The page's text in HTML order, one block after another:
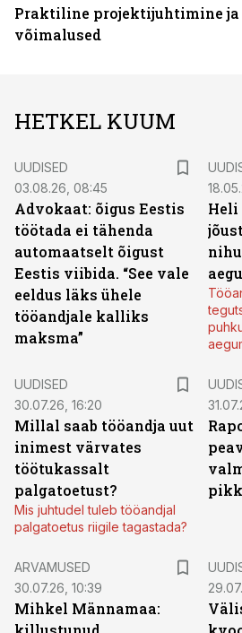
Praktiline projektijuhtimine ja
võimalused
HETKEL KUUM
UUDISED
03.08.26, 08:45
Advokaat: õigus Eestis
töötada ei tähenda
automaatselt õigust
Eestis viibida. “See vale
eeldus läks ühele
tööandjale kalliks
maksma”
Heli
UUDISED
30.07.26, 16:20
Millal saab tööandja uut
inimest värvates
töötukassalt
palgatoetust?
Mis juhtudel tuleb tööandjal
palgatoetus riigile tagastada?
ARVAMUSED
30.07.26, 10:39
Mihkel Männamaa: